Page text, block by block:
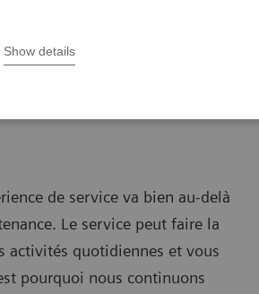
Show details
de service va bien au-delà
Le service peut faire la
activités quotidiennes et vous
pourquoi nous continuons